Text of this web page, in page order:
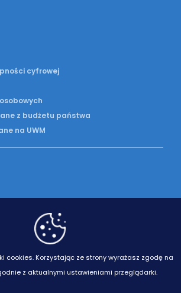
cyfrowej
z budżetu państwa
na UWM
cookies. Korzystając ze strony wyrażasz zgodę na
z aktualnymi ustawieniami przeglądarki.